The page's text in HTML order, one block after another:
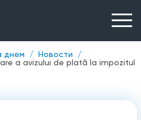
днем
Новости
a avizului de plată la impozitul